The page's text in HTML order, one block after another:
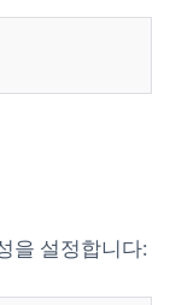
을 설정합니다: